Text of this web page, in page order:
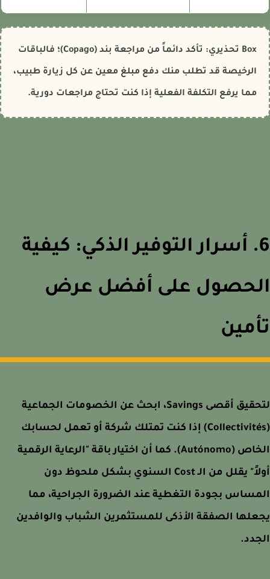
Box تحذيري: تأكد دائماً من مراجعة بند (Copago)؛ فالباقات
الرخيصة قد تطلب منك دفع مبلغ معين عن كل زيارة طبيب،
مما يرفع التكلفة الفعلية إذا كنت تحتاج مراجعات دورية.
6. أسرار التوفير الذكي: كيفية
على أفضل عرض
لتحقيق أقصى Savings، ابحث عن الخصومات الجماعية
(Collectivités) إذا كنت تمتلك شركة أو تعمل لحسابك
الخاص (Autónomo). كما أن اختيار باقة "الرعاية الرقمية
أولاً" يقلل من الـ Cost السنوي بشكل ملحوظ دون
بجودة التغطية عند الضرورة الجراحية، مما
الصفقة الأذكى للمستثمرين الشباب والوافدين